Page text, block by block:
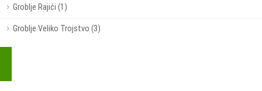
Groblje Rajići (1)
Groblje Veliko Trojstvo (3)